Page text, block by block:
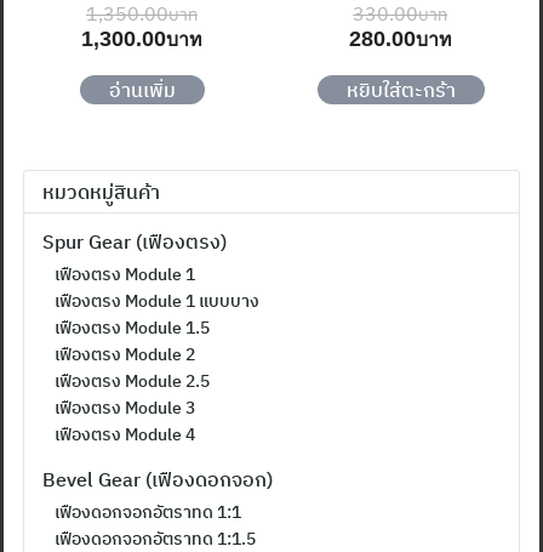
สำหรับ:
1,350.00
Original
was:
1,350.00฿.
1,300.00
is:
อ่านเพิ่ม
330.00
Original
was:
330.00฿.
280.00
is:
280.00฿
หยิบใส่ตะกร้า
หมวดหมู่สินค้า
Spur Gear (เฟืองตรง)
เฟืองตรง Module 1
เฟืองตรง Module 1 แบบบาง
เฟืองตรง Module 1.5
เฟืองตรง Module 2
เฟืองตรง Module 2.5
เฟืองตรง Module 3
เฟืองตรง Module 4
Bevel Gear (เฟืองดอกจอก)
เฟืองดอกจอกอัตราทด 1:1
เฟืองดอกจอกอัตราทด 1:1.5